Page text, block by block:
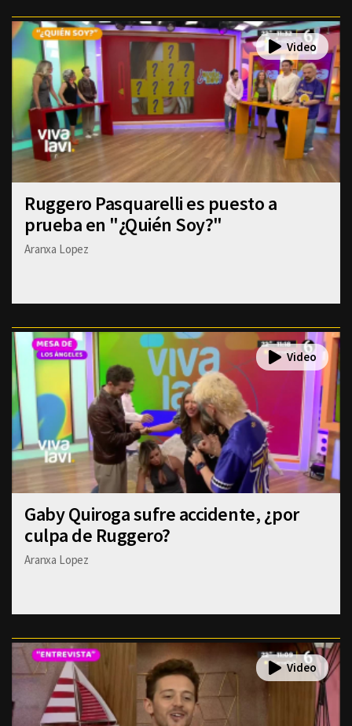
Ruggero Pasquarelli es puesto a
prueba en "¿Quién Soy?"
Aranxa Lopez
Gaby Quiroga sufre accidente, ¿por
culpa de Ruggero?
Aranxa Lopez